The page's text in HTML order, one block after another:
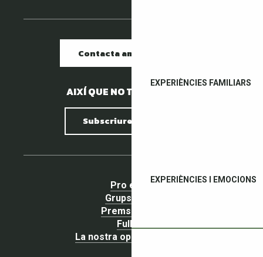
EXPERIÈNCIES FAMILIARS
EXPERIÈNCIES I EMOCIONS
Contacta amb nosaltres
AIXÍ QUE NO TENIM PEDRES.
Subscriure al butlletí
Pro espai
Grups espai
Premsa espai
Fullets
La nostra opinió importa !